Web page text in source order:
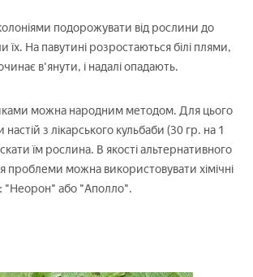
подорожувати від рослини до
На павутині розростаються білі плями,
в'янути, і надалі опадають.
можна народним методом. Для цього
з лікарського кульбаби (30 гр. на 1
їм рослина. В якості альтернативного
проблеми можна використовувати хімічні
"Неорон" або "Аполло".